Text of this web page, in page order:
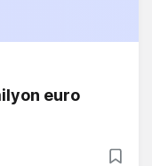
euro